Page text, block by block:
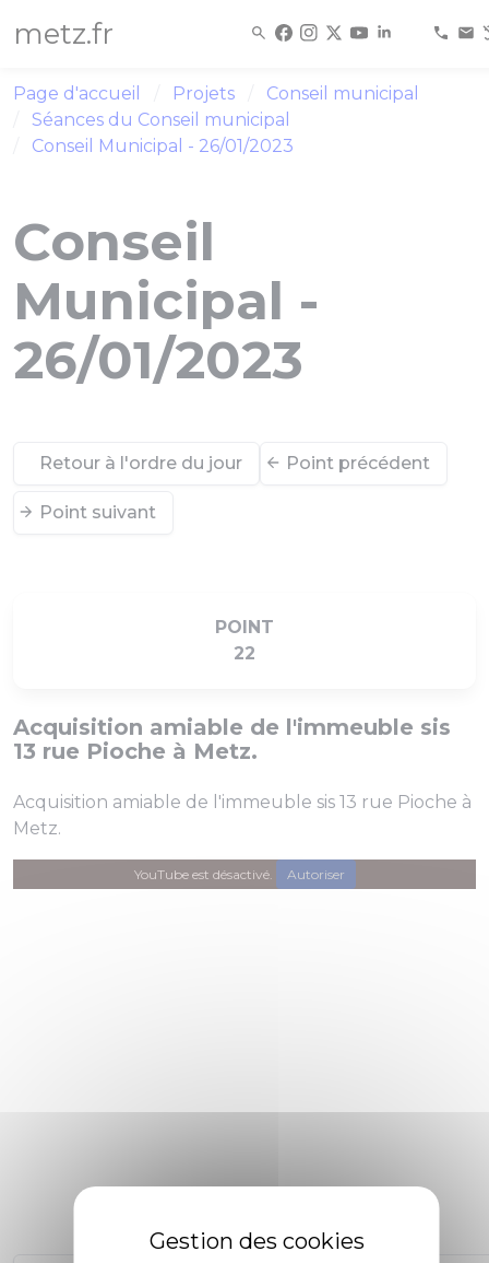
metz.fr
Page d'accueil Projets
Conseil municipal
Séances du Conseil municipal
Conseil Municipal - 26/01/2023
Conseil
Municipal -
26/01/2023
Retour à l'ordre du jour Point précédent
Point suivant
POINT
22
Acquisition amiable de l'immeuble sis
13 rue Pioche à Metz.
Acquisition amiable de l'immeuble sis 13 rue Pioche à
Metz.
YouTube est désactivé. Autoriser